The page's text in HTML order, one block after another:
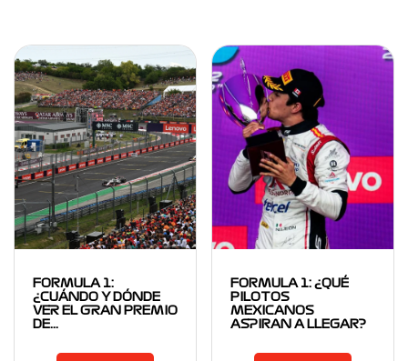
FORMULA 1:
¿CUÁNDO Y DÓNDE
VER EL GRAN PREMIO
DE…
FORMULA 1: ¿QUÉ
PILOTOS
MEXICANOS
ASPIRAN A LLEGAR?